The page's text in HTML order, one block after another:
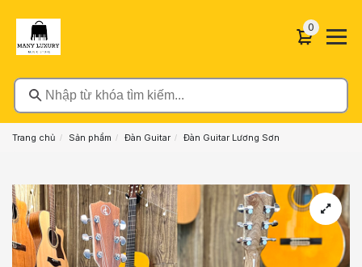
Nhập từ khóa tìm kiếm...
00 sản
Trang chủ Sản phẩm Đàn Guitar Đàn Guitar Lương Sơn